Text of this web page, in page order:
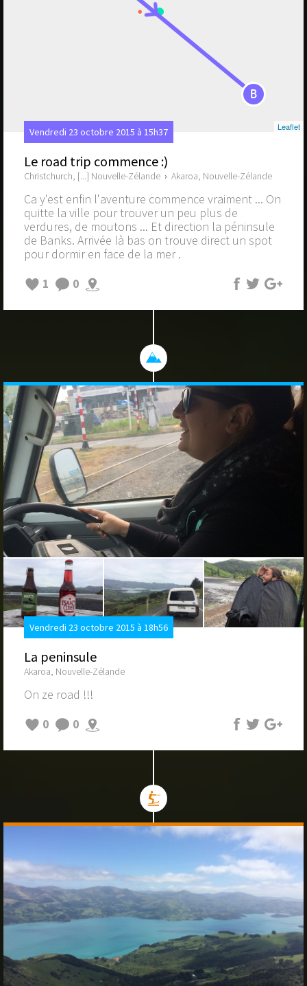
B
Leaflet
Vendredi 23 octobre 2015 à 15h37
Le road trip commence :)
Christchurch, [...] Nouvelle-Zélande › Akaroa, Nouvelle-Zélande
Ca y'est enfin l'aventure commence vraiment ... On
quitte la ville pour trouver un peu plus de
verdures, de moutons ... Et direction la péninsule
de Banks. Arrivée là bas on trouve direct un spot
pour dormir en face de la mer .
1
0
Vendredi 23 octobre 2015 à 18h56
La peninsule
Akaroa, Nouvelle-Zélande
On ze road !!!
0
0